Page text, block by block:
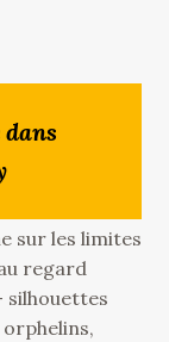
sur les limites
regard
silhouettes